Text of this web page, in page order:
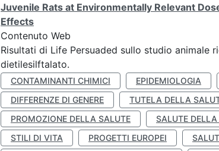
Juvenile Rats at Environmentally Relevant
Effects
Contenuto Web
Risultati di Life Persuaded sullo studio
dietilesilftalato.
CONTAMINANTI CHIMICI EPIDEMIOLOGIA
DIFFERENZE DI GENERE
TUTELA DELLA
PROMOZIONE DELLA SALUTE
SALUTE
STILI DI VITA
PROGETTI EUROPEI